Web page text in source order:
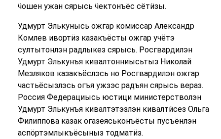
ӵошен ужан сярысь ӵектонъёс сётӥзы.
Удмурт Элькунысь ожгар комиссар Александр
Комлев ивортӥз казакъёсты ожгар учётэ
султытонлэн радлыкез сярысь. Росгвардилэн
Удмурт Элькунъя кивалтонниысьтыз Николай
Мезляков казакъёслэсь но Росгвардилэн ожгар
частьёсызлэсь огъя ужзэс радъян сярысь вераз.
Россия Федерациысь юстици министерстволэн
Удмурт Элькунъя кивалтэтэзлэн кивалтӥсез Ольга
Филиппова казак огазеяськонъёсты пусъёнлэн
аспӧртэмлыкъёсыныз тодматӥз.